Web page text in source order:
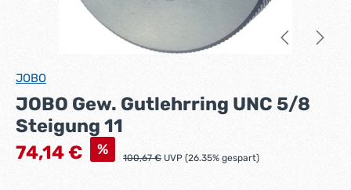
JOBO
JOBO Gew. Gutlehrring UNC 5/8
Steigung 11
Verkaufspreis:
74,14 € % Regulärer Preis:
100,67 € UVP (26.35% gespart)